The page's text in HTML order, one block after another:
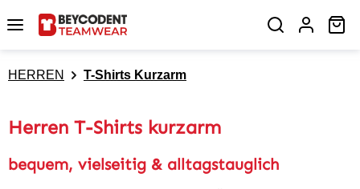
Zum Hauptinhalt springen
HERREN T-Shirts Kurzarm
Herren T-Shirts kurzarm
bequem, vielseitig & alltagstauglich